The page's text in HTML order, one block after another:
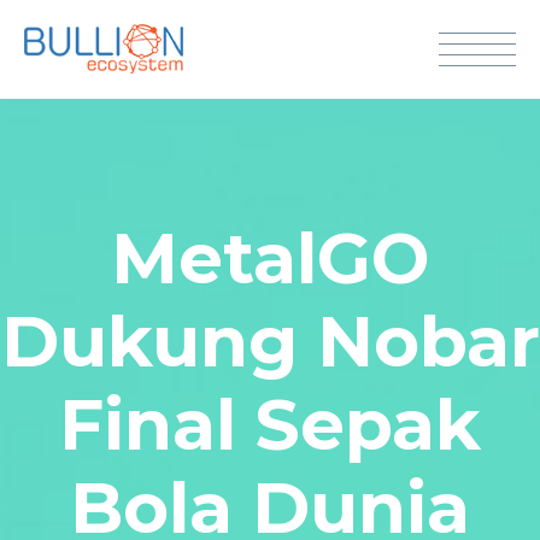
MetalGO
Dukung Nobar
Final Sepak
Bola Dunia